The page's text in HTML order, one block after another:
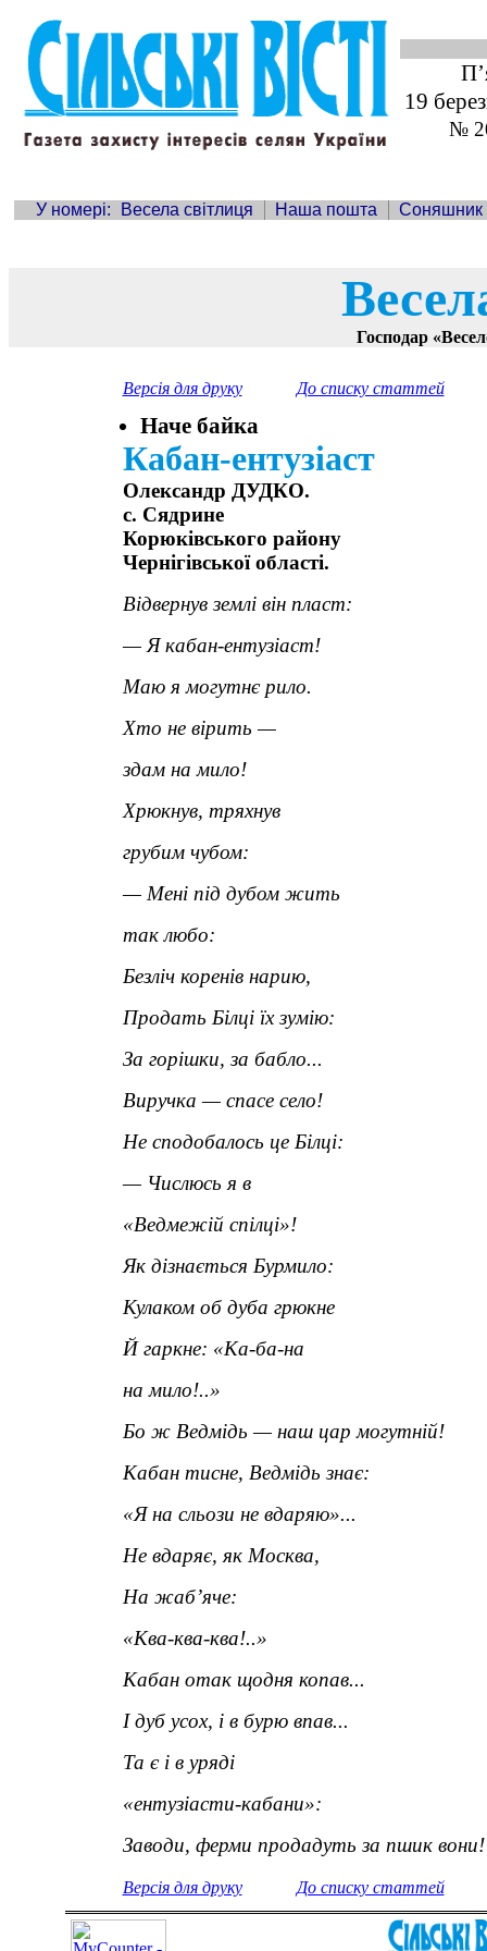
19
№
У номері: Весела світлиця Наша пошта Соняшник
Господар
Версія для друку До списку статтей
Наче байка
Кабан-ентузіаст
Олександр ДУДКО.
с. Сядрине
Корюківського району
Чернігівської області.
Відвернув землі він пласт:
— Я кабан-ентузіаст!
Маю я могутнє рило.
Хто не вірить —
здам на мило!
Хрюкнув, тряхнув
грубим чубом:
— Мені під дубом жить
так любо:
Безліч коренів нарию,
Продать Білці їх зумію:
За горішки, за бабло...
Виручка — спасе село!
Не сподобалось це Білці:
— Числюсь я в
«Ведмежій спілці»!
Як дізнається Бурмило:
Кулаком об дуба грюкне
Й гаркне: «Ка-ба-на
на мило!..»
Бо ж Ведмідь — наш цар могутній!
Кабан тисне, Ведмідь знає:
«Я на сльози не вдаряю»...
Не вдаряє, як Москва,
На жаб’яче:
«Ква-ква-ква!..»
Кабан отак щодня копав...
І дуб усох, і в бурю впав...
Та є і в уряді
«ентузіасти-кабани»:
Заводи, ферми продадуть за пшик вони!
Версія для друку До списку статтей